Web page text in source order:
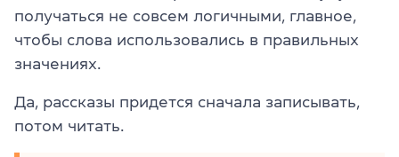
получаться не совсем логичными, главное,
чтобы слова использовались в правильных
значениях.
Да, рассказы придется сначала записывать,
потом читать.